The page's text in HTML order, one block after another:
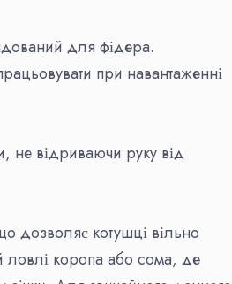
для фідера.
при навантаженні
не відриваючи руку від
дозволяє котушці вільно
ловлі коропа або сома, де